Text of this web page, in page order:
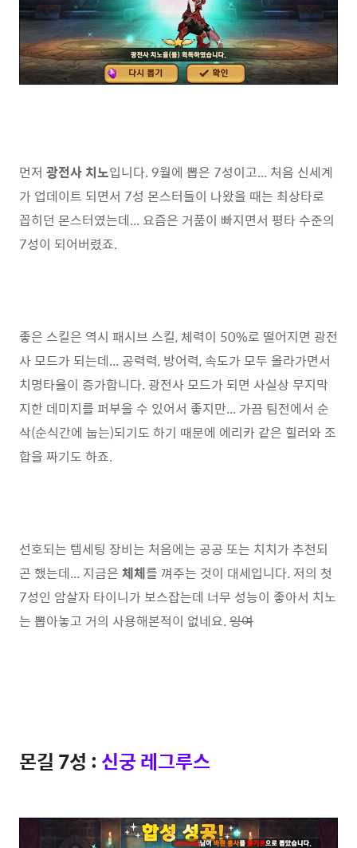
먼저 광전사 치노입니다. 9월에 뽑은 7성이고... 처음 신세계
가 업데이트 되면서 7성 몬스터들이 나왔을 때는 최상타로
꼽히던 몬스터였는데... 요즘은 거품이 빠지면서 평타 수준의
7성이 되어버렸죠.
좋은 스킬은 역시 패시브 스킬, 체력이 50%로 떨어지면 광전
사 모드가 되는데... 공력력, 방어력, 속도가 모두 올라가면서
치명타율이 증가합니다. 광전사 모드가 되면 사실상 무지막
지한 데미지를 퍼부을 수 있어서 좋지만... 가끔 팀전에서 순
삭(순식간에 눕는)되기도 하기 때문에 에리카 같은 힐러와 조
합을 짜기도 하죠.
선호되는 템세팅 장비는 처음에는 공공 또는 치치가 추천되
곤 했는데... 지금은 체체를 껴주는 것이 대세입니다. 저의 첫
7성인 암살자 타이니가 보스잡는데 너무 성능이 좋아서 치노
는 뽑아놓고 거의 사용해본적이 없네요. 잉여
몬길 7성 : 신궁 레그루스